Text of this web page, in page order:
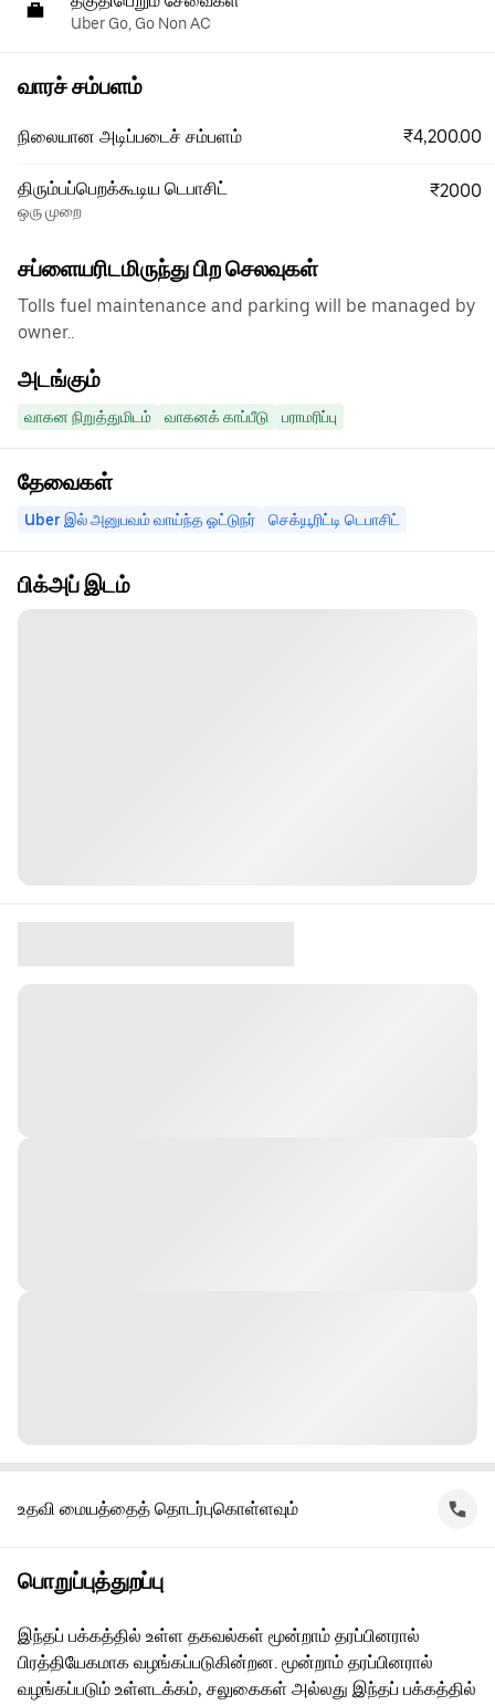
Uber Go, Go Non AC
வாரச் சம்பளம்
நிலையான அடிப்படைச் சம்பளம் ₹4,200.00
திரும்பப்பெறக்கூடிய டெபாசிட்
ஒரு முறை
₹2000
சப்ளையரிடமிருந்து பிற செலவுகள்
Tolls fuel maintenance and parking will be managed by
owner..
அடங்கும்
வாகன நிறுத்துமிடம் வாகனக் காப்பீடு பராமரிப்பு
தேவைகள்
Uber இல் அனுபவம் வாய்ந்த ஓட்டுநர் செக்யூரிட்டி டெபாசிட்
பிக்அப் இடம்
உதவி மையத்தைத் தொடர்புகொள்ளவும்
பொறுப்புத்துறப்பு
இந்தப் பக்கத்தில் உள்ள தகவல்கள் மூன்றாம் தரப்பினரால்
பிரத்தியேகமாக வழங்கப்படுகின்றன. மூன்றாம் தரப்பினரால்
வழங்கப்படும் உள்ளடக்கம், சலுகைகள் அல்லது இந்தப் பக்கத்தில்